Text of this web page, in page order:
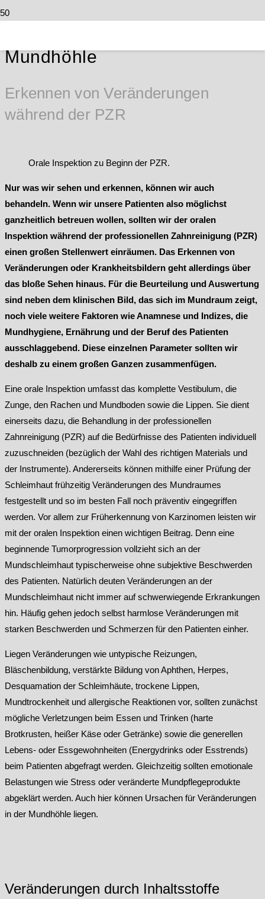
Mundhöhle
Erkennen von Veränderungen
während der PZR
Orale Inspektion zu Beginn der PZR.
Nur was wir sehen und erkennen, können wir auch
behandeln. Wenn wir unsere Patienten also möglichst
ganzheitlich betreuen wollen, sollten wir der oralen
Inspektion während der professionellen Zahnreinigung (PZR)
einen großen Stellenwert einräumen. Das Erkennen von
Veränderungen oder Krankheitsbildern geht allerdings über
das bloße Sehen hinaus. Für die Beurteilung und Auswertung
sind neben dem klinischen Bild, das sich im Mundraum zeigt,
noch viele weitere Faktoren wie Anamnese und Indizes, die
Mundhygiene, Ernährung und der Beruf des Patienten
ausschlaggebend. Diese einzelnen Parameter sollten wir
deshalb zu einem großen Ganzen zusammenfügen.
Eine orale Inspektion umfasst das komplette Vestibulum, die
Zunge, den Rachen und Mundboden sowie die Lippen. Sie dient
einerseits dazu, die Behandlung in der professionellen
Zahnreinigung (PZR) auf die Bedürfnisse des Patienten individuell
zuzuschneiden (bezüglich der Wahl des richtigen Materials und
der Instrumente). Andererseits können mithilfe einer Prüfung der
Schleimhaut frühzeitig Veränderungen des Mundraumes
festgestellt und so im besten Fall noch präventiv eingegriffen
werden. Vor allem zur Früherkennung von Karzinomen leisten wir
mit der oralen Inspektion einen wichtigen Beitrag. Denn eine
beginnende Tumorprogression vollzieht sich an der
Mundschleimhaut typischerweise ohne subjektive Beschwerden
des Patienten. Natürlich deuten Veränderungen an der
Mundschleimhaut nicht immer auf schwerwiegende Erkrankungen
hin. Häufig gehen jedoch selbst harmlose Veränderungen mit
starken Beschwerden und Schmerzen für den Patienten einher.
Liegen Veränderungen wie untypische Reizungen,
Bläschenbildung, verstärkte Bildung von Aphthen, Herpes,
Desquamation der Schleimhäute, trockene Lippen,
Mundtrockenheit und allergische Reaktionen vor, sollten zunächst
mögliche Verletzungen beim Essen und Trinken (harte
Brotkrusten, heißer Käse oder Getränke) sowie die generellen
Lebens- oder Essgewohnheiten (Energydrinks oder Esstrends)
beim Patienten abgefragt werden. Gleichzeitig sollten emotionale
Belastungen wie Stress oder veränderte Mundpflegeprodukte
abgeklärt werden. Auch hier können Ursachen für Veränderungen
in der Mundhöhle liegen.
Veränderungen durch Inhaltsstoffe